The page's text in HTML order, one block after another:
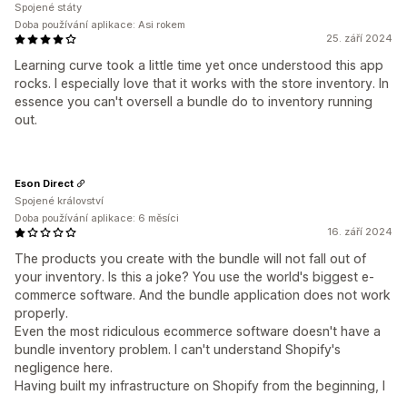
25. září 2024
Learning curve took a little time yet once understood this app
rocks. I especially love that it works with the store inventory. In
essence you can't oversell a bundle do to inventory running
out.
Spojené státy
Doba používání aplikace: Asi rokem
16. září 2024
The products you create with the bundle will not fall out of
your inventory. Is this a joke? You use the world's biggest e-
commerce software. And the bundle application does not work
properly.
Even the most ridiculous ecommerce software doesn't have a
bundle inventory problem. I can't understand Shopify's
negligence here.
Having built my infrastructure on Shopify from the beginning, I
Eson Direct
Spojené království
Doba používání aplikace: 6 měsíci